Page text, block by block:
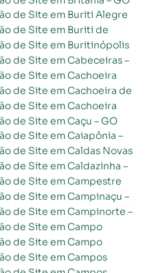
de Site em Caçu – GO